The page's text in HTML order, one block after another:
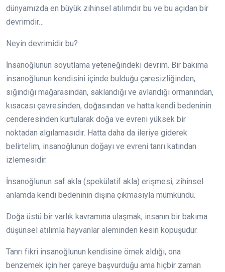
dünyamızda en büyük zihinsel atılımdır bu ve bu açıdan bir
devrimdir…
Neyin devrimidir bu?
İnsanoğlunun soyutlama yeteneğindeki devrim. Bir bakıma
insanoğlunun kendisini içinde bulduğu çaresizliğinden,
sığındığı mağarasından, saklandığı ve avlandığı ormanından,
kısacası çevresinden, doğasından ve hatta kendi bedeninin
cenderesinden kurtularak doğa ve evreni yüksek bir
noktadan algılamasıdır. Hatta daha da ileriye giderek
belirtelim, insanoğlunun doğayı ve evreni tanrı katından
izlemesidir.
İnsanoğlunun saf akla (spekülatif akla) erişmesi, zihinsel
anlamda kendi bedeninin dışına çıkmasıyla mümkündü.
Doğa üstü bir varlık kavramına ulaşmak, insanın bir bakıma
düşünsel atılımla hayvanlar aleminden kesin kopuşudur.
Tanrı fikri insanoğlunun kendisine örnek aldığı, ona
benzemek için her çareye başvurduğu ama hiçbir zaman